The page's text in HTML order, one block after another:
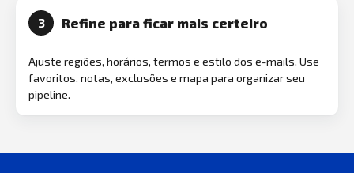
3 Refine para ficar mais certeiro
Ajuste regiões, horários, termos e estilo dos e-mails. Use
favoritos, notas, exclusões e mapa para organizar seu
pipeline.